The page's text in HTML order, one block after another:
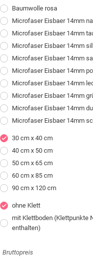
Baumwolle rosa
Microfaser Eisbaer 14mm
Microfaser Eisbaer 14mm
Microfaser Eisbaer 14mm
Microfaser Eisbaer 14mm
Microfaser Eisbaer 14mm
Microfaser Eisbaer 14mm
Microfaser Eisbaer 14mm
Microfaser Eisbaer 14mm
Microfaser Eisbaer 14mm
check
30 cm x 40 cm
40 cm x 50 cm
50 cm x 65 cm
60 cm x 85 cm
90 cm x 120 cm
check
ohne Klett
mit Klettboden (Klettpunkte
enthalten)
Bruttopreis